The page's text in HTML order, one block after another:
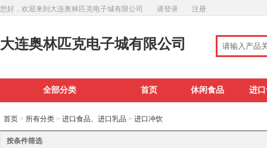
您好，欢迎来到大连奥林匹克电子城有限公司 请登录 注册
大连奥林匹克电子城有限公司
全部分类 首页 休闲食品 进
首页 > 所有分类 > 进口食品、进口乳品 > 进口冲饮
按条件筛选